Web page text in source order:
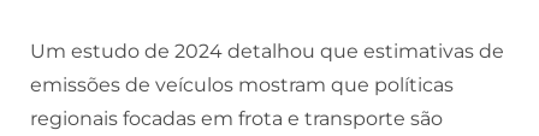
Um estudo de 2024 detalhou que estimativas de
emissões de veículos mostram que políticas
regionais focadas em frota e transporte são